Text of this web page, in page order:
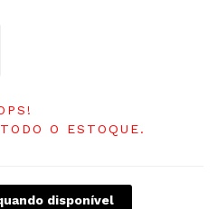
O ESTOQUE.
disponível